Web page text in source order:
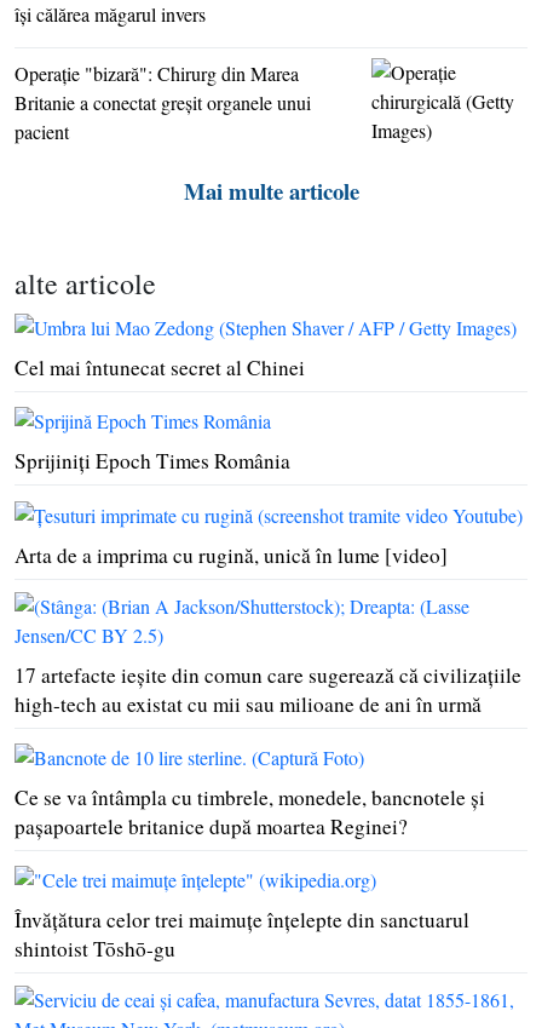
alte articole
Cel mai întunecat secret al Chinei
Sprijiniţi Epoch Times România
Arta de a imprima cu rugină, unică în lume [video]
17 artefacte ieşite din comun care sugerează că civilizaţiile
high-tech au existat cu mii sau milioane de ani în urmă
Ce se va întâmpla cu timbrele, monedele, bancnotele şi
paşapoartele britanice după moartea Reginei?
Învăţătura celor trei maimuţe înţelepte din sanctuarul
shintoist Tōshō-gu
îşi călărea măgarul invers
Operaţie "bizară": Chirurg din Marea
Britanie a conectat greşit organele unui
pacient
Mai multe articole